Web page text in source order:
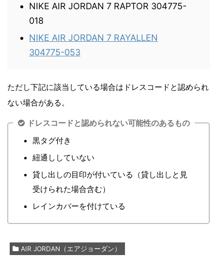
NIKE AIR JORDAN 7 RAPTOR 304775-
018
NIKE AIR JORDAN 7 RAYALLEN
304775-053
ただし下記に該当している場合はドレスコードと認められ
ない場合がある。
ドレスコードと認められない可能性のあるもの
黒タグ付き
紐通ししていない
貸し出しの目印が付いている（貸し出しと見
受けられた場合含む）
レインカバーを付けている
AIR JORDAN（エアジョーダン）